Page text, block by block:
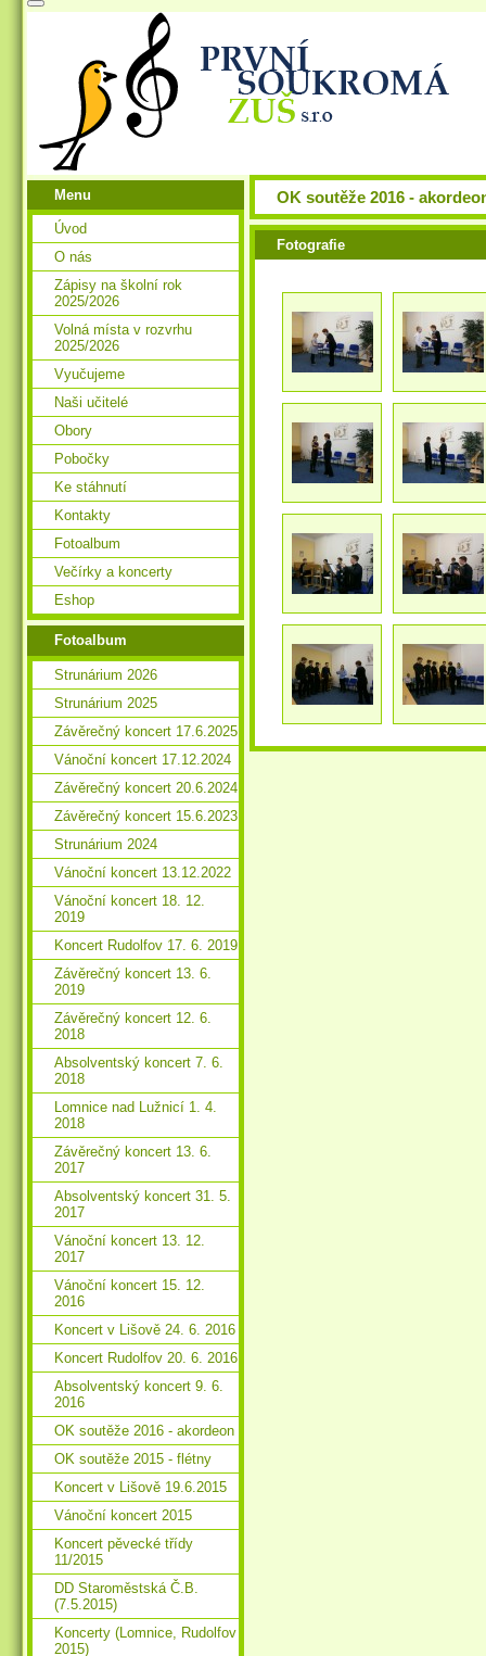
OK soutěže 2016 -
Fotografie
Menu
Úvod
O nás
Zápisy na školní rok
2025/2026
Volná místa v rozvrhu
2025/2026
Vyučujeme
Naši učitelé
Obory
Pobočky
Ke stáhnutí
Kontakty
Fotoalbum
Večírky a koncerty
Eshop
Fotoalbum
Strunárium 2026
Strunárium 2025
Závěrečný koncert 17.6.2025
Vánoční koncert 17.12.2024
Závěrečný koncert 20.6.2024
Závěrečný koncert 15.6.2023
Strunárium 2024
Vánoční koncert 13.12.2022
Vánoční koncert 18. 12.
2019
Koncert Rudolfov 17. 6. 2019
Závěrečný koncert 13. 6.
2019
Závěrečný koncert 12. 6.
2018
Absolventský koncert 7. 6.
2018
Lomnice nad Lužnicí 1. 4.
2018
Závěrečný koncert 13. 6.
2017
Absolventský koncert 31. 5.
2017
Vánoční koncert 13. 12.
2017
Vánoční koncert 15. 12.
2016
Koncert v Lišově 24. 6. 2016
Koncert Rudolfov 20. 6. 2016
Absolventský koncert 9. 6.
2016
OK soutěže 2016 - akordeon
OK soutěže 2015 - flétny
Koncert v Lišově 19.6.2015
Vánoční koncert 2015
Koncert pěvecké třídy
11/2015
DD Staroměstská Č.B.
(7.5.2015)
Koncerty (Lomnice, Rudolfov
2015)